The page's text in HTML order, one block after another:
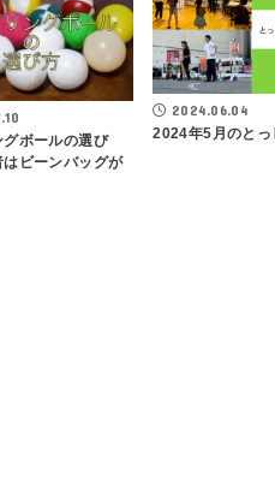
グボールの選び
ビーンバッグが
2024.06.04
2024年5月のとっ